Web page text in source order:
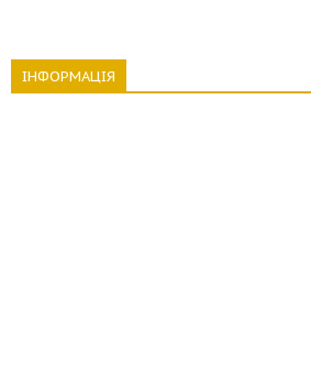
ІНФОРМАЦІЯ